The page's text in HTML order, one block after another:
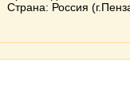
Страна: Россия